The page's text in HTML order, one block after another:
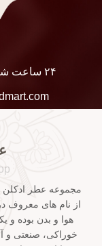
۲۴ ساعت شبانه روز و ۷ روز هفته همراه شماییم
مجموعه عطر ادکلن
از نام های معروف
هوا و بدن بوده و
خوراکی، صنعتی و